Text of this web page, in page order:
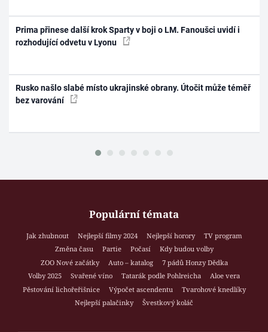
Prima přinese další krok Sparty v boji o LM. Fanoušci uvidí i
rozhodující odvetu v Lyonu
Rusko našlo slabé místo ukrajinské obrany. Útočit může téměř
bez varování
Populární témata
Jak zhubnout Nejlepší filmy 2024 Nejlepší horory
TV program
Změna času
Partie Počasí
Kdy budou volby
ZOO Nové začátky
Auto – katalog
7 pádů Honzy Dědka
Volby 2025
Svařené víno Tatarák podle Pohlreicha
Aloe vera
Pěstování lichořeřišnice
Výpočet ascendentu
Tvarohové knedlíky
Nejlepší palačinky
Švestkový koláč